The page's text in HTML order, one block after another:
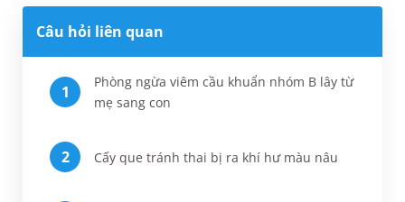
Câu hỏi liên quan
Phòng ngừa viêm cầu khuẩn nhóm B lây từ
mẹ sang con
Cấy que tránh thai bị ra khí hư màu nâu